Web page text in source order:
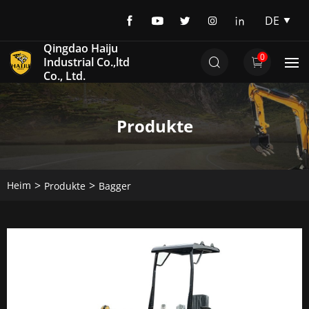
DE
EN
DE
Qingdao Haiju
Industrial Co.,ltd
Co., Ltd.
0
Produkte
Heim Produkte Bagger